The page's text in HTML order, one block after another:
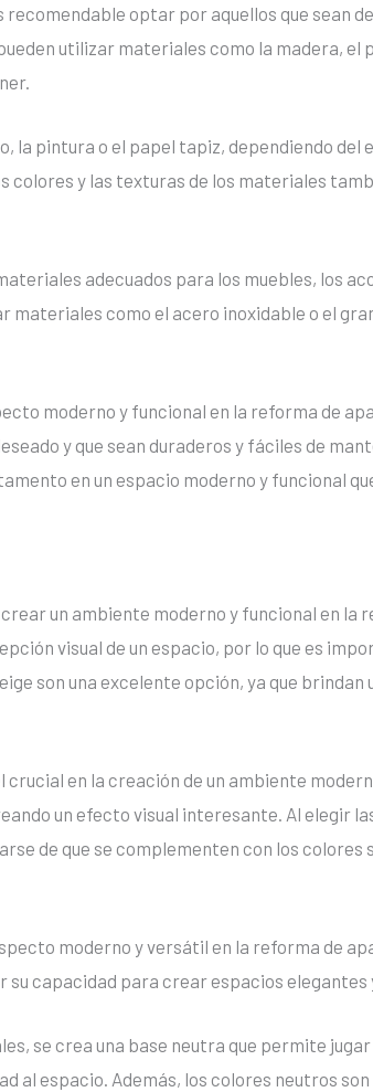
optar por aquellos que sean
utilizar materiales como la madera, el
la pintura o el papel tapiz, dependiendo del
colores y las texturas de los materiales
adecuados para los muebles, los
como el acero inoxidable o el
moderno y funcional en la reforma de
y que sean duraderos y fáciles de
en un espacio moderno y funcional
un ambiente moderno y funcional en la
visual de un espacio, por lo que es
son una excelente opción, ya que brindan
en la creación de un ambiente
un efecto visual interesante. Al elegir
de que se complementen con los colores
moderno y versátil en la reforma de
capacidad para crear espacios elegantes
se crea una base neutra que permite
al espacio. Además, los colores neutros